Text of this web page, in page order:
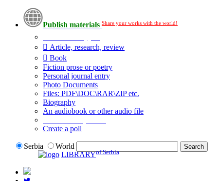
Publish materials Share your works with the world!
Article, research, review
Book
Fiction prose or poetry
Personal journal entry
Photo Documents
Files: PDF\DOC\RAR\ZIP etc.
Biography
An audiobook or other audio file
Create a poll
Serbia
World
LIBRARYof Serbia